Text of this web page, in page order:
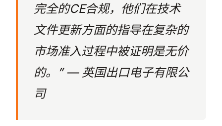
完全的CE合规，他们在技术
文件更新方面的指导在复杂的
市场准入过程中被证明是无价
的。” — 英国出口电子有限公
司